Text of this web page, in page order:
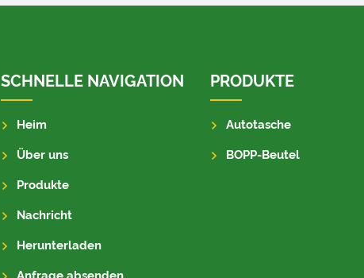
SCHNELLE NAVIGATION
Heim
Über uns
Produkte
Nachricht
Herunterladen
PRODUKTE
Autotasche
BOPP-Beutel